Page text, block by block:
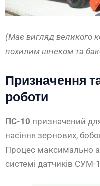
(Має вигляд великого
похилим шнеком та
Призначення
роботи
ПС-10 призначений
насіння зернових,
Процес максимально
системі датчиків СУМ-